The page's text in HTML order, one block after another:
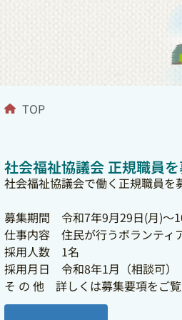
TOP
社会福祉協議会 正規職員
社会福祉協議会で働く正規職員を
募集期間 令和7年9月29日(月)～
仕事内容 住民が行うボランティ
採用人数 1名
採用月日 令和8年1月（相談可）
そ の 他 詳しくは募集要項をご覧